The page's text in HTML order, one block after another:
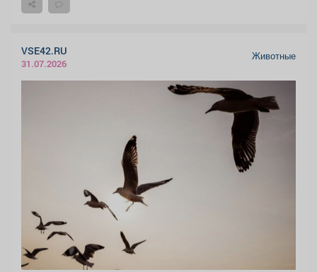
VSE42.RU
31.07.2026
Животные